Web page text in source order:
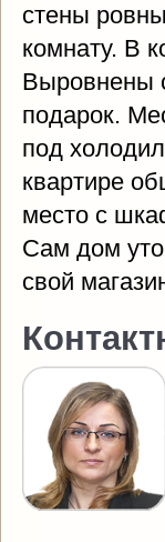
стены
комнату. В
Выровнены
подарок.
под
квартире
место с
Сам дом
свой